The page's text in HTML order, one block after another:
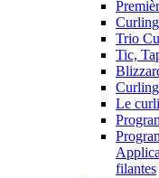
Trio
Tic,
Le
filantes